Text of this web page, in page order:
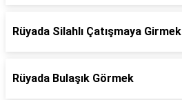
Rüyada Silahlı Çatışmaya Girmek
Rüyada Bulaşık Görmek